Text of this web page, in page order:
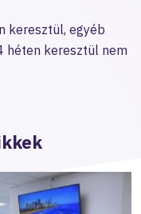
keresztül, egyéb
héten keresztül nem